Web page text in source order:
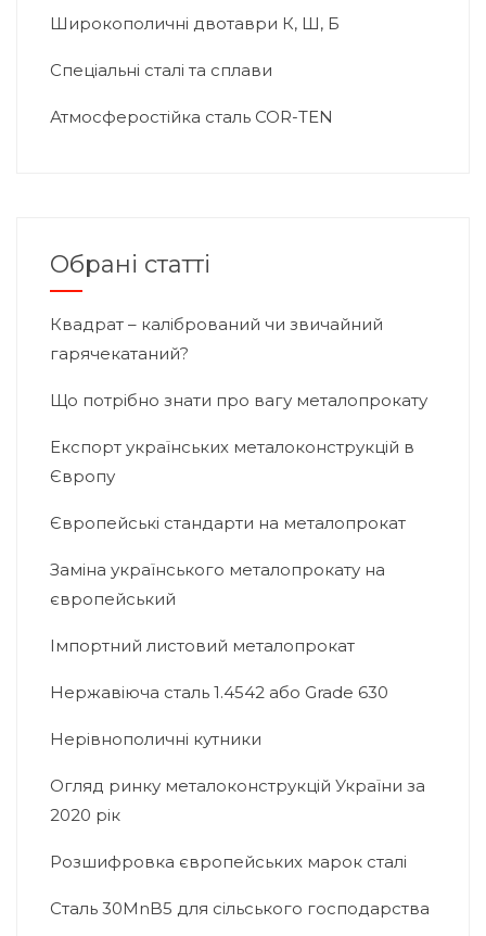
Широкополичні двотаври К, Ш, Б
Спеціальні сталі та сплави
Атмосферостійка сталь COR-TEN
Обрані статті
Квадрат – калібрований чи звичайний
гарячекатаний?
Що потрібно знати про вагу металопрокату
Експорт українських металоконструкцій в
Європу
Європейські стандарти на металопрокат
Заміна українського металопрокату на
європейський
Імпортний листовий металопрокат
Нержавіюча сталь 1.4542 або Grade 630
Нерівнополичні кутники
Огляд ринку металоконструкцій України за
2020 рік
Розшифровка європейських марок сталі
Сталь 30MnB5 для сільського господарства